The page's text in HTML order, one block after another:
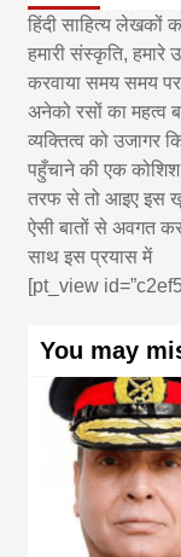
हिंदी साहित्य लेखकों
हमारी संस्कृति,
करवाया समय समय
अनेको रसों का महत्व
व्यक्तित्व को उजागर
पहुँचाने की एक
तरफ से तो आइए इस
ऐसी बातों से अवगत
साथ इस प्रयास में
[pt_view
You may